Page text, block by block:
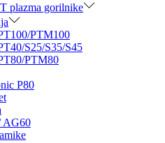
plazma gorilnike
PTM100
S25/S35/S45
PTM80
P80
AG60